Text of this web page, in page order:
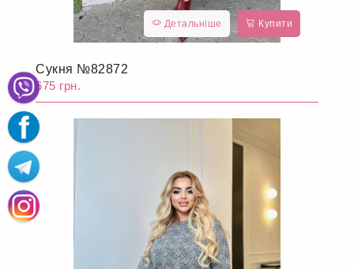
Детальніше Купити
Сукня №82872
675 грн.